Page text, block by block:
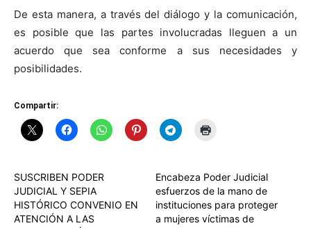
De esta manera, a través del diálogo y la comunicación,
es posible que las partes involucradas lleguen a un
acuerdo que sea conforme a sus necesidades y
posibilidades.
Compartir:
SUSCRIBEN PODER
JUDICIAL Y SEPIA
HISTÓRICO CONVENIO EN
ATENCIÓN A LAS
Encabeza Poder Judicial
esfuerzos de la mano de
instituciones para proteger
a mujeres víctimas de